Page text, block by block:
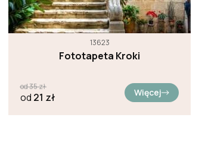
13623
Fototapeta Kroki
od35zł
od 21 zł Więcej